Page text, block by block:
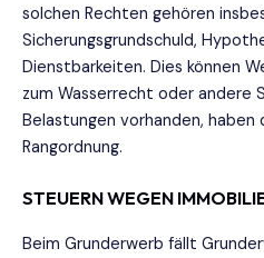
solchen Rechten gehören
Sicherungsgrundschuld,
Dienstbarkeiten. Dies können
zum Wasserrecht oder andere
Belastungen vorhanden,
Rangordnung.
STEUERN WEGEN
Beim Grunderwerb fällt